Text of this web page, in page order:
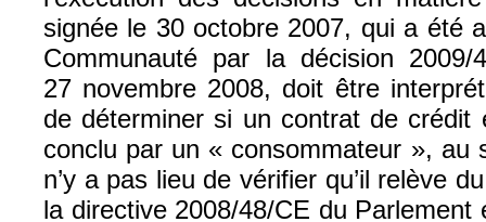
signée le 30 octobre 2007, qui a été
Communauté par la décision
27 novembre 2008, doit être
de déterminer si un contrat de crédit
conclu par un « consommateur », au
n’y a pas lieu de vérifier qu’il relève
la directive 2008/48/CE du Parlement